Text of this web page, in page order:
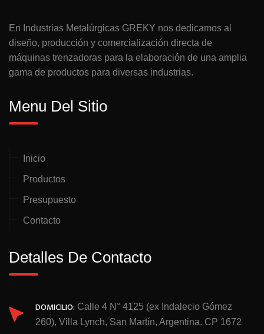
En Industrias Metalúrgicas GREKY nos dedicamos al
diseño, producción y comercialización directa de
máquinas trenzadoras para la elaboración de una amplia
gama de productos para diversas industrias.
Menu Del Sitio
Inicio
Productos
Presupuesto
Contacto
Detalles De Contacto
DOMICILIO: Calle 4 N° 4125 (ex Indalecio Gómez
260), Villa Lynch, San Martín, Argentina. CP 1672